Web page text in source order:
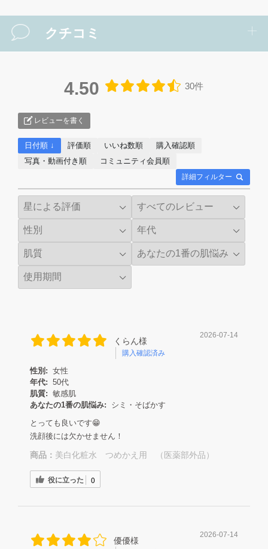
クチコミ
4.50 30件
レビューを書く
詳細フィルター
日付順 ↓ 評価順 いいね数順
購入確認順
写真・動画付き順
コミュニティ会員順
くらん様
購入確認済み
2026-07-14
性別: 女性
年代: 50代
肌質: 敏感肌
あなたの1番の肌悩み:
シミ・そばかす
とっても良いです😁
洗顔後には欠かせません！
商品： 美白化粧水 つめかえ用 （医薬部外品）
役に立った 0
優優様
2026-07-14